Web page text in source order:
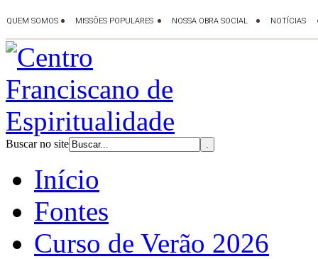
Buscar no site
Início
Fontes
Curso de Verão 2026